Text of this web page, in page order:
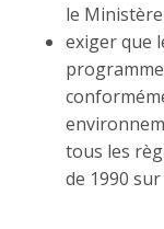
le
exiger que
tous les
de 1990